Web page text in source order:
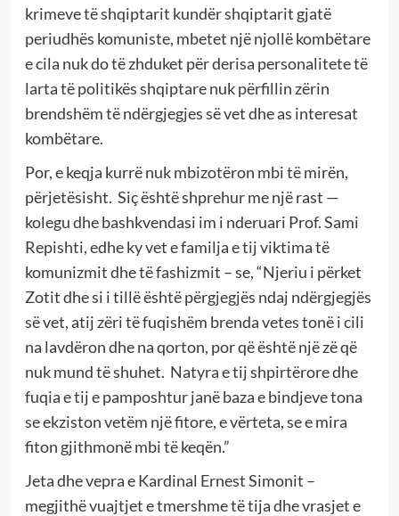
krimeve të shqiptarit kundër shqiptarit gjatë
periudhës komuniste, mbetet një njollë kombëtare
e cila nuk do të zhduket për derisa personalitete të
larta të politikës shqiptare nuk përfillin zërin
brendshëm të ndërgjegjes së vet dhe as interesat
kombëtare.
Por, e keqja kurrë nuk mbizotëron mbi të mirën,
përjetësisht. Siç është shprehur me një rast —
kolegu dhe bashkvendasi im i nderuari Prof. Sami
Repishti, edhe ky vet e familja e tij viktima të
komunizmit dhe të fashizmit – se, “Njeriu i përket
Zotit dhe si i tillë është përgjegjës ndaj ndërgjegjës
së vet, atij zëri të fuqishëm brenda vetes tonë i cili
na lavdëron dhe na qorton, por që është një zë që
nuk mund të shuhet. Natyra e tij shpirtërore dhe
fuqia e tij e pamposhtur janë baza e bindjeve tona
se ekziston vetëm një fitore, e vërteta, se e mira
fiton gjithmonë mbi të keqën.”
Jeta dhe vepra e Kardinal Ernest Simonit –
megjithë vuajtjet e tmershme të tija dhe vrasjet e